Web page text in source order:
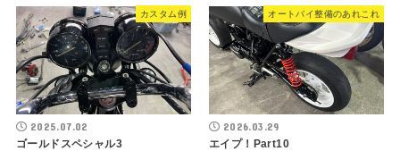
カスタム例
2025.07.02
ゴールドスペシャル3
オートバイ整備のあれこれ
2026.03.29
エイプ！Part10